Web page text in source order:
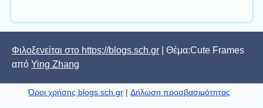
Φιλοξενείται στο https://blogs.sch.gr | Θέμα:Cute Frames
από Ying Zhang
Όροι χρήσης blogs.sch.gr |Δήλωση προσβασιμότητας